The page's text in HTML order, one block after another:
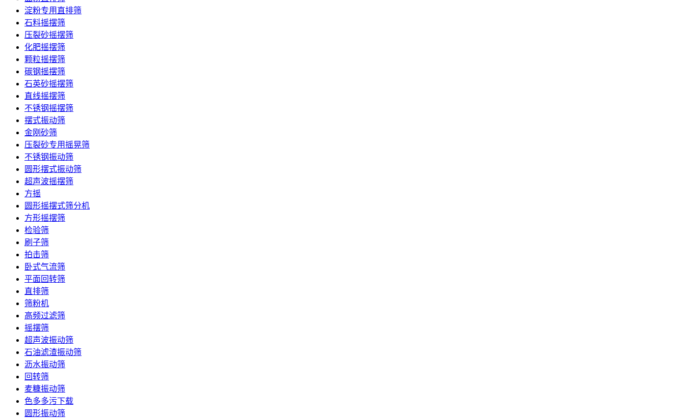
淀粉专用直排筛
石料摇摆筛
压裂砂摇摆筛
化肥摇摆筛
颗粒摇摆筛
碳钢摇摆筛
石英砂摇摆筛
直线摇摆筛
不锈钢摇摆筛
摆式振动筛
金刚砂筛
压裂砂专用摇晃筛
不锈钢振动筛
圆形摆式振动筛
超声波摇摆筛
方摇
圆形摇摆式筛分机
方形摇摆筛
检验筛
刷子筛
拍击筛
卧式气流筛
平面回转筛
直排筛
筛粉机
高频过滤筛
摇摆筛
超声波振动筛
石油滤渣振动筛
沥水振动筛
回转筛
麦糠振动筛
色多多污下载
圆形振动筛